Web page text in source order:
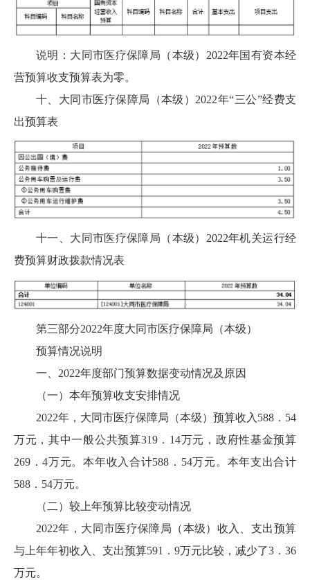
说明：大同市医疗保障局（本级）2022年国有资本经
营预算收支预算表为零。
十、大同市医疗保障局（本级）2022年“三公”经费支
出预算表
十一、大同市医疗保障局（本级）2022年机关运行经
费预算财政拨款情况表
第三部分2022年度大同市医疗保障局（本级）
预算情况说明
一、2022年度部门预算数据变动情况及原因
（一）本年预算收支安排情况
2022年，大同市医疗保障局（本级）预算收入588．54
万元，其中一般公共预算319．14万元，政府性基金预算
269．4万元。本年收入合计588．54万元。本年支出合计
588．54万元。
（二）较上年预算比较变动情况
2022年，大同市医疗保障局（本级）收入、支出预算
与上年年初收入、支出预算591．9万元比较，减少了3．36
万元。